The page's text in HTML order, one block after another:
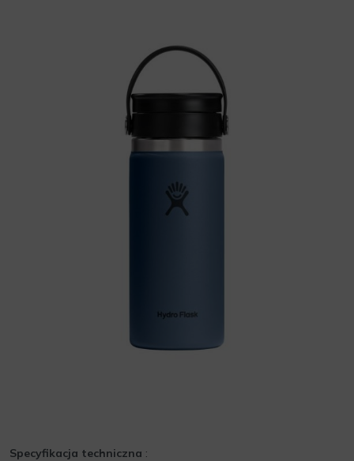
Specyfikacja techniczna :